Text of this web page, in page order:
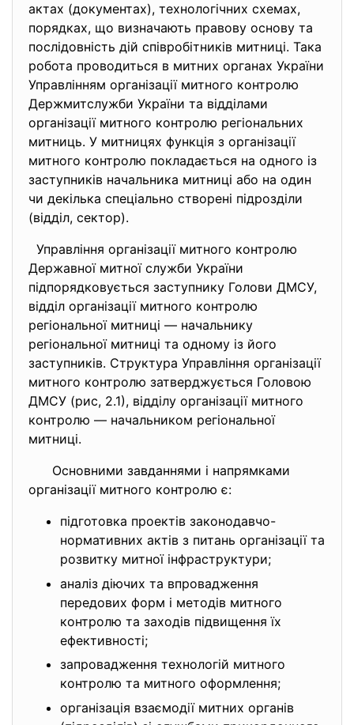
актах (документах), технологічних схемах,
порядках, що визначають правову основу та
послідовність дій співробітників митниці. Така
робота проводиться в митних органах України
Управлінням організації митного контролю
Держмитслужби України та відділами
організації митного контролю регіональних
митниць. У митницях функція з організації
митного контролю покладається на одного із
заступників начальника митниці або на один
чи декілька спеціально створені підрозділи
(відділ, сектор).
Управління організації митного контролю
Державної митної служби України
підпорядковується заступнику Голови ДМСУ,
відділ організації митного контролю
регіональної митниці — начальнику
регіональної митниці та одному із його
заступників. Структура Управління організації
митного контролю затверджується Головою
ДМСУ (рис, 2.1), відділу організації митного
контролю — начальником регіональної
митниці.
Основними завданнями і напрямками
організації митного контролю є:
підготовка проектів законодавчо-
нормативних актів з питань організації та
розвитку митної інфраструктури;
аналіз діючих та впровадження
передових форм і методів митного
контролю та заходів підвищення їх
ефективності;
запровадження технологій митного
контролю та митного оформлення;
організація взаємодії митних органів